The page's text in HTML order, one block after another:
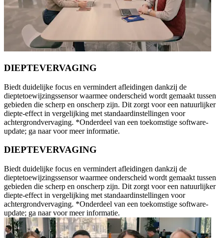
DIEPTEVERVAGING
Biedt duidelijke focus en vermindert afleidingen dankzij de
dieptetoewijzingssensor waarmee onderscheid wordt gemaakt tussen
gebieden die scherp en onscherp zijn. Dit zorgt voor een natuurlijker
diepte-effect in vergelijking met standaardinstellingen voor
achtergrondvervaging. *Onderdeel van een toekomstige software-
update; ga naar voor meer informatie.
DIEPTEVERVAGING
Biedt duidelijke focus en vermindert afleidingen dankzij de
dieptetoewijzingssensor waarmee onderscheid wordt gemaakt tussen
gebieden die scherp en onscherp zijn. Dit zorgt voor een natuurlijker
diepte-effect in vergelijking met standaardinstellingen voor
achtergrondvervaging. *Onderdeel van een toekomstige software-
update; ga naar voor meer informatie.